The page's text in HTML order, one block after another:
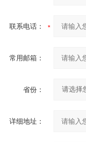
联系电话：
常用邮箱：
省份：
详细地址：